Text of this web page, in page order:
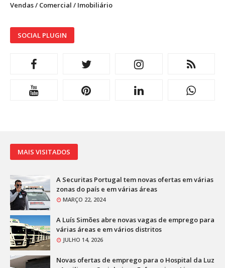
Vendas / Comercial / Imobiliário
SOCIAL PLUGIN
MAIS VISITADOS
A Securitas Portugal tem novas ofertas em várias
zonas do país e em várias áreas
MARÇO 22, 2024
A Luís Simões abre novas vagas de emprego para
várias áreas e em vários distritos
JULHO 14, 2026
Novas ofertas de emprego para o Hospital da Luz